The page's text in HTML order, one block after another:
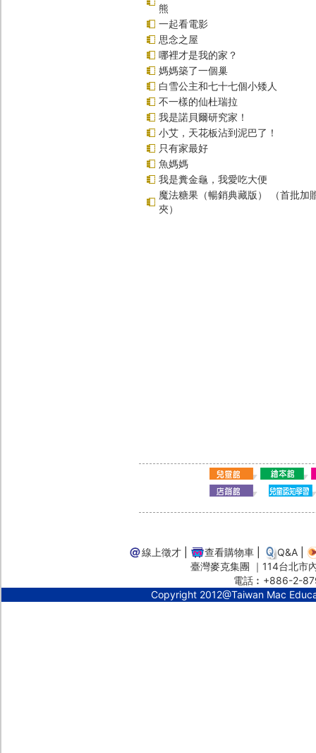
熊
一起看電影
思念之屋
哪裡才是我的家？
媽媽築了一個巢
白雪公主和七十七個小矮人
不一樣的仙杜瑞拉
我是諾貝爾研究家！
小艾，天花板沾到泥巴了！
只有家最好
魚媽媽
我是糞金龜，我愛吃大便
魔法糖果（暢銷典藏版） （首批加
夾）
線上徵才 查看購物車 Q&A
臺灣麥克集團 ｜114台北
電話︰+886-2-
Copyright 2012@Taiwan Mac